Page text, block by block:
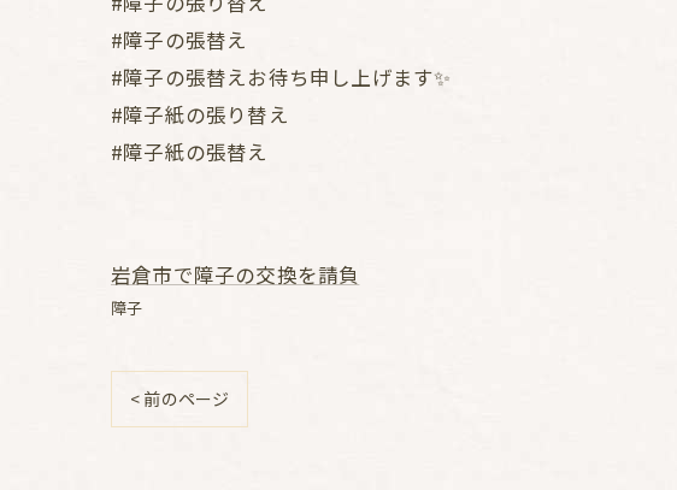
#障子の張替え
#障子の張替えお待ち申し上げます✨
#障子紙の張り替え
#障子紙の張替え
岩倉市で障子の交換を請負
障子
< 前のページ